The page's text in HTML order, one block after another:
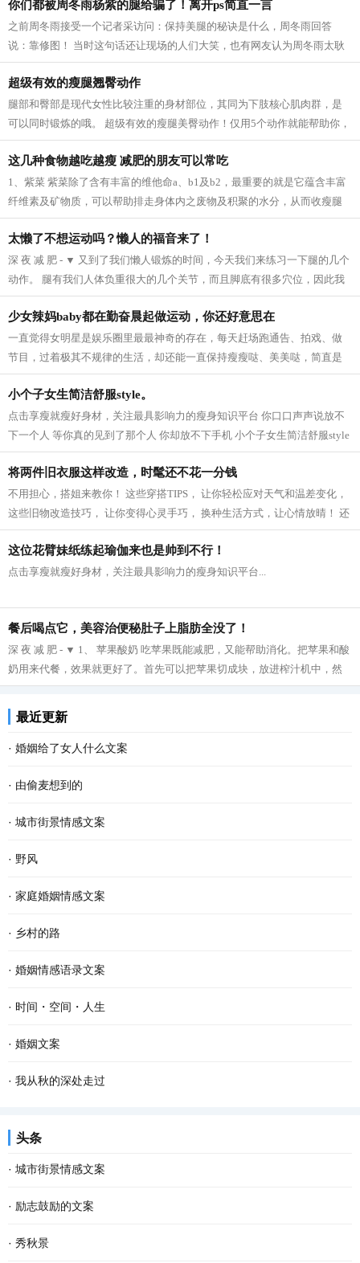
你们都被周冬雨杨紫的腿给骗了！离开ps简直一言
之前周冬雨接受一个记者采访问：保持美腿的秘诀是什么，周冬雨回答
说：靠修图！ 当时这句话还让现场的人们大笑，也有网友认为周冬雨太耿
直，然而，看了一些没有后期修的图片之...
超级有效的瘦腿翘臀动作
腿部和臀部是现代女性比较注重的身材部位，其同为下肢核心肌肉群，是
可以同时锻炼的哦。 超级有效的瘦腿美臀动作！仅用5个动作就能帮助你，
瘦出性感美腿，同时还塑造紧致翘臀...
这几种食物越吃越瘦 减肥的朋友可以常吃
1、紫菜 紫菜除了含有丰富的维他命a、b1及b2，最重要的就是它蕴含丰富
纤维素及矿物质，可以帮助排走身体内之废物及积聚的水分，从而收瘦腿
之效。 2、芝麻 芝麻它的亚麻仁油酸可以...
太懒了不想运动吗？懒人的福音来了！
深 夜 减 肥 - ▼ 又到了我们懒人锻炼的时间，今天我们来练习一下腿的几个
动作。 腿有我们人体负重很大的几个关节，而且脚底有很多穴位，因此我
们要多锻炼我们的脚，促进血液循...
少女辣妈baby都在勤奋晨起做运动，你还好意思在
一直觉得女明星是娱乐圈里最最神奇的存在，每天赶场跑通告、拍戏、做
节目，过着极其不规律的生活，却还能一直保持瘦瘦哒、美美哒，简直是
羡慕死我们这些凡人啦~老天爷爷太不公...
小个子女生简洁舒服style。
点击享瘦就瘦好身材，关注最具影响力的瘦身知识平台 你口口声声说放不
下一个人 等你真的见到了那个人 你却放不下手机 小个子女生简洁舒服style
模特身高159CM 165cm半熟女生的轻熟小性...
将两件旧衣服这样改造，时髦还不花一分钱
不用担心，搭姐来教你！ 这些穿搭TIPS， 让你轻松应对天气和温差变化，
这些旧物改造技巧， 让你变得心灵手巧， 换种生活方式，让心情放晴！ 还
等什么，快点学起来吧！ 针织衫 风...
这位花臂妹纸练起瑜伽来也是帅到不行！
点击享瘦就瘦好身材，关注最具影响力的瘦身知识平台...
餐后喝点它，美容治便秘肚子上脂肪全没了！
深 夜 减 肥 - ▼ 1、 苹果酸奶 吃苹果既能减肥，又能帮助消化。把苹果和酸
奶用来代餐，效果就更好了。首先可以把苹果切成块，放进榨汁机中，然
后再把榨好的苹果汁与酸奶拌在一起...
最近更新
· 婚姻给了女人什么文案
· 由偷麦想到的
· 城市街景情感文案
· 野风
· 家庭婚姻情感文案
· 乡村的路
· 婚姻情感语录文案
· 时间・空间・人生
· 婚姻文案
· 我从秋的深处走过
头条
· 城市街景情感文案
· 励志鼓励的文案
· 秀秋景